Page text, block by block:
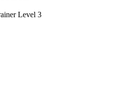
Level 3